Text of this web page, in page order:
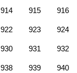
914 915 916
922 923 924
930 931 932
938 939 940